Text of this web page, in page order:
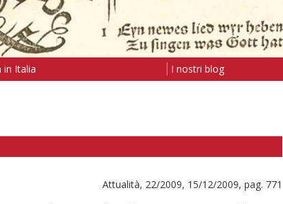
in Italia I nostri blog
Attualità, 22/2009, 15/12/2009, pag. 771